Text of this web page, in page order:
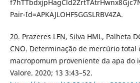
Pair-Id=APKAJLOHF5GGSLRBV4ZA.
20. Prazeres LFN, Silva HML, Palheta
CNO. Determinação de mercúrio total
macropomum proveniente da apa do
Valore. 2020; 13 3:43–52.